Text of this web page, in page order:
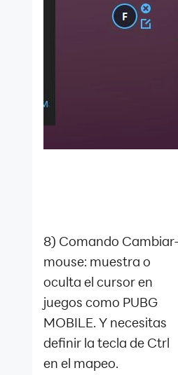
8) Comando
mouse: muestra o
oculta el cursor en
juegos como PUBG
MOBILE. Y necesitas
definir la tecla de Ctrl
en el mapeo.